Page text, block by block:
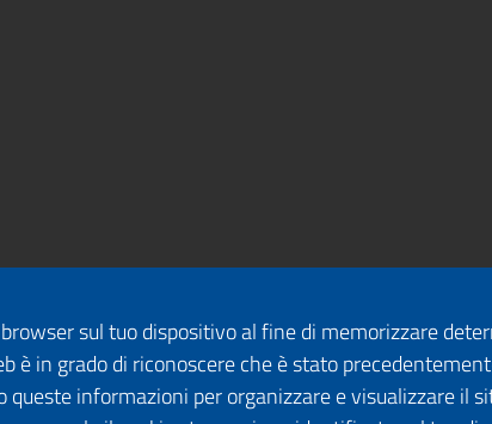
sul tuo dispositivo al fine di memorizzare
in grado di riconoscere che è stato
informazioni per organizzare e visualizzare il